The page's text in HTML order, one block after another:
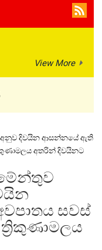
View More
අනුව දිවයින ආසන්නයේ ඇති
අතරින් දිවයිනට
සවස්